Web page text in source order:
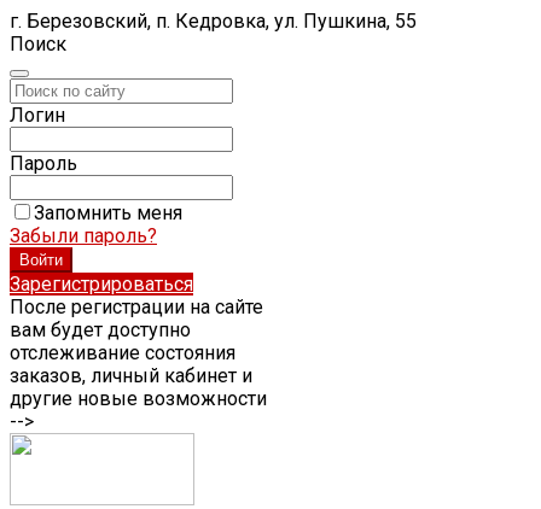
г. Березовский, п. Кедровка, ул. Пушкина, 55
Поиск
Логин
Пароль
Запомнить меня
Забыли пароль?
Зарегистрироваться
После регистрации на сайте
вам будет доступно
отслеживание состояния
заказов, личный кабинет и
другие новые возможности
-->